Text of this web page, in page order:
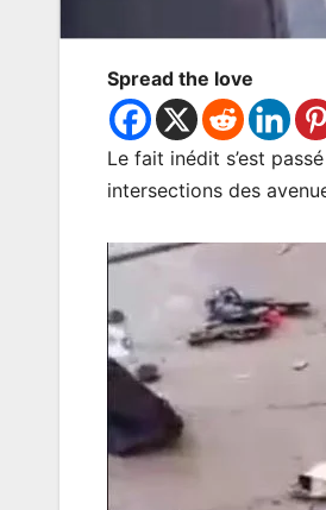
Spread the love
Le fait inédit s’est
intersections des